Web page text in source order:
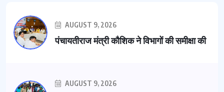
AUGUST 9, 2026
पंचायतीराज मंत्री कौशिक ने विभागों की समीक्षा की
AUGUST 9, 2026